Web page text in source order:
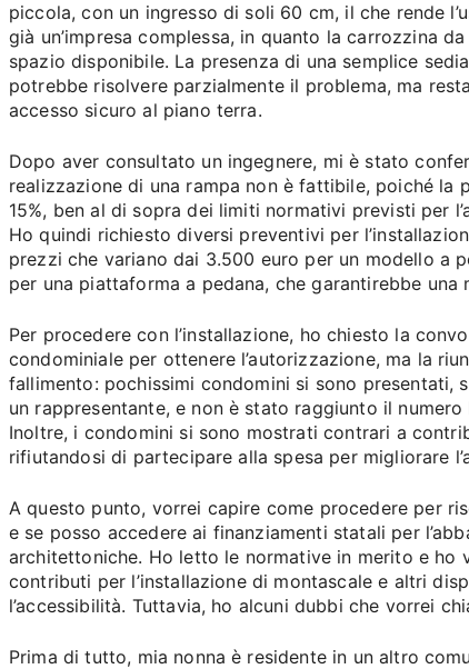
piccola, con un ingresso di soli 60 cm, il che rende
già un’impresa complessa, in quanto la carrozzina
spazio disponibile. La presenza di una semplice sedia
potrebbe risolvere parzialmente il problema, ma
accesso sicuro al piano terra.
Dopo aver consultato un ingegnere, mi è stato
realizzazione di una rampa non è fattibile, poiché la
15%, ben al di sopra dei limiti normativi previsti per
Ho quindi richiesto diversi preventivi per
prezzi che variano dai 3.500 euro per un modello a
per una piattaforma a pedana, che garantirebbe una
Per procedere con l’installazione, ho chiesto la
condominiale per ottenere l’autorizzazione, ma la
fallimento: pochissimi condomini si sono presentati,
un rappresentante, e non è stato raggiunto il
Inoltre, i condomini si sono mostrati contrari a
rifiutandosi di partecipare alla spesa per migliorare
A questo punto, vorrei capire come procedere per
e se posso accedere ai finanziamenti statali per
architettoniche. Ho letto le normative in merito e ho
contributi per l’installazione di montascale e altri
l’accessibilità. Tuttavia, ho alcuni dubbi che vorrei
Prima di tutto, mia nonna è residente in un altro